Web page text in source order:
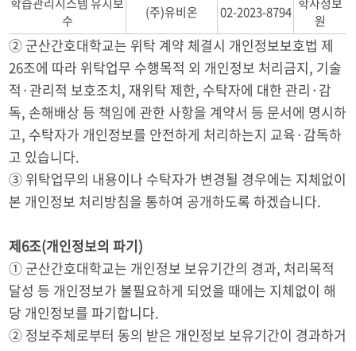
수
(주)유비온 02-2023-8794
원
② 군산간호대학교는 위탁 계약 체결시 개인정보보호법 제
26조에 따라 위탁업무 수행목적 외 개인정보 처리금지, 기술
적·관리적 보호조치, 재위탁 제한, 수탁자에 대한 관리·감
독, 손해배상 등 책임에 관한 사항을 계약서 등 문서에 명시하
고, 수탁자가 개인정보를 안전하게 처리하는지 교육·감독하
고 있습니다.
③ 위탁업무의 내용이나 수탁자가 변경될 경우에는 지체없이
본 개인정보 처리방침을 통하여 공개하도록 하겠습니다.
제6조(개인정보의 파기)
① 군산간호대학교는 개인정보 보유기간의 경과, 처리목적
달성 등 개인정보가 불필요하게 되었을 때에는 지체없이 해
당 개인정보를 파기합니다.
② 정보주체로부터 동의 받은 개인정보 보유기간이 경과하거